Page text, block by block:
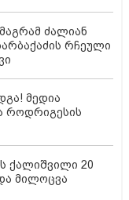
ძალიან
რჩეული
მედია
როდრიგესის
ქალიშვილი 20
მილოცვა